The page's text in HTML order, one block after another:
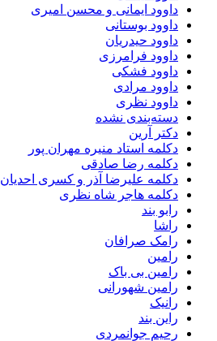
داوود ایمانی و محسن امیری
داوود بوستانی
داوود حیدریان
داوود فرامرزی
داوود فشکی
داوود مرادی
داوود نظری
دسته‌بندی نشده
دکتر آرین
دکلمه استاد منیره مهران پور
دکلمه رضا صادقی
دکلمه علیرضا آذر و کسری احدیان
دکلمه هاجر شاه نظری
رابو بند
راشا
رامک صرافان
رامین
رامین بی باک
رامین شهورانی
رانیک
راین بند
رحیم جوانمردی